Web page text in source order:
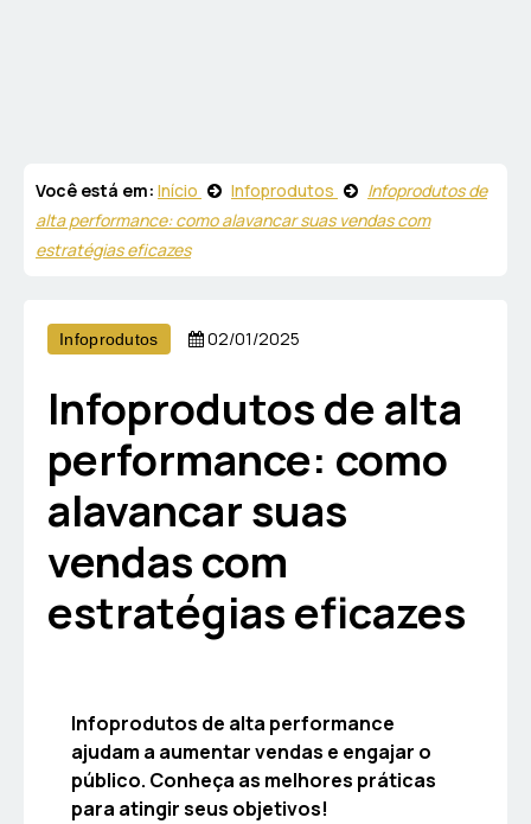
Você está em: Início Infoprodutos
Infoprodutos de
alta performance: como alavancar suas vendas com
estratégias eficazes
Infoprodutos 02/01/2025
Infoprodutos de alta
performance: como
alavancar suas
vendas com
estratégias eficazes
Infoprodutos de alta performance
ajudam a aumentar vendas e engajar o
público. Conheça as melhores práticas
para atingir seus objetivos!